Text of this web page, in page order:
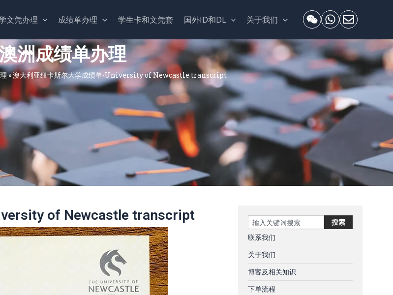
文凭办理 成绩单办理 学生卡和文凭套 国外ID和DL 关于我们
洲成绩单办理
»澳大利亚纽卡斯尔大学成绩单-University of Newcastle transcript
of Newcastle transcript Search 搜索
联系我们
关于我们
博客及相关知识
下单流程